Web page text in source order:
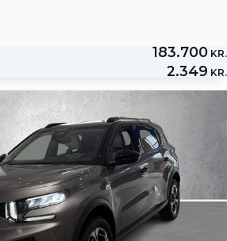
183.700 KR.
2.349 KR.